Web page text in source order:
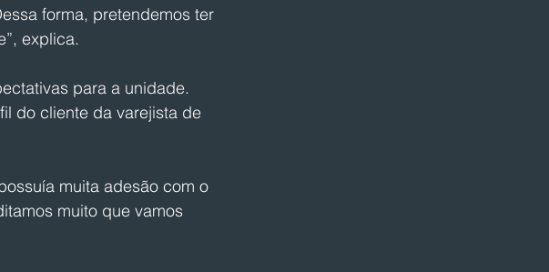
forma, pretendemos ter
explica.
para a unidade.
do cliente da varejista de
muita adesão com o
muito que vamos